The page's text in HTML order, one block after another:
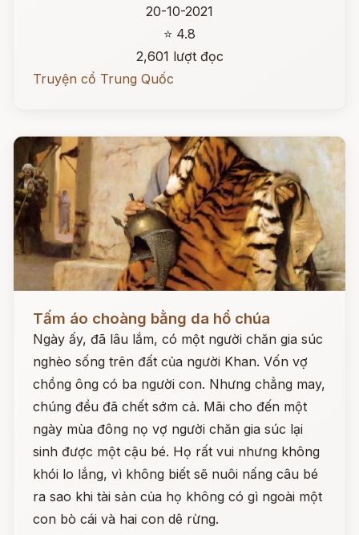
20-10-2021
⭐ 4.8
2,601 lượt đọc
Truyện cổ Trung Quốc
Đọc ngay
Tấm áo choàng bằng da hổ chúa
Ngày ấy, đã lâu lắm, có một người chăn gia súc
nghèo sống trên đất của người Khan. Vốn vợ
chồng ông có ba người con. Nhưng chẳng may,
chúng đều đã chết sớm cả. Mãi cho đến một
ngày mùa đông nọ vợ người chăn gia súc lại
sinh được một cậu bé. Họ rất vui nhưng không
khói lo lắng, vì không biết sẽ nuôi nấng câu bé
ra sao khi tài sản của họ không có gì ngoài một
con bò cái và hai con dê rừng.